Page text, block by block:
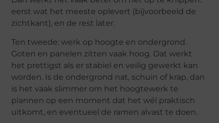
eerst wat het meeste oplevert (bijvoorbeeld de
zichtkant), en de rest later.
Ten tweede: werk op hoogte en ondergrond.
Goten en panelen zitten vaak hoog. Dat werkt
het prettigst als er stabiel en veilig gewerkt kan
worden. Is de ondergrond nat, schuin of krap, dan
is het vaak slimmer om het hoogtewerk te
plannen op een moment dat het wél praktisch
uitkomt, en eventueel de ramen alvast te doen.